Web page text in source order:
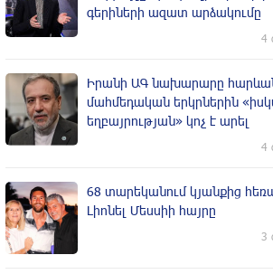
գերիների ազատ արձակումը
4
Իրանի ԱԳ նախարարը
մահմեդական երկրներին
եղբայրության» կոչ է արել
4
68 տարեկանում կյանքից
Լիոնել Մեսսիի հայրը
3